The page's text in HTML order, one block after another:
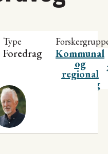
Type
Foredrag Kommunal
og
regional
utvikling